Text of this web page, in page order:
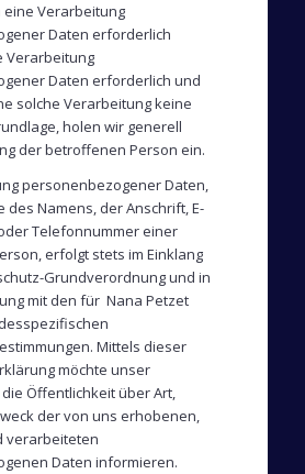
Verarbeitung
Daten erforderlich
Verarbeitung
Daten erforderlich und
solche Verarbeitung keine
holen wir generell
der betroffenen Person ein.
personenbezogener Daten,
des Namens, der Anschrift, E-
Telefonnummer einer
erfolgt stets im Einklang
Grundverordnung und in
mit den für Nana Petzet
Mittels dieser
möchte unser
Öffentlichkeit über Art,
der von uns erhobenen,
verarbeiteten
Daten informieren.